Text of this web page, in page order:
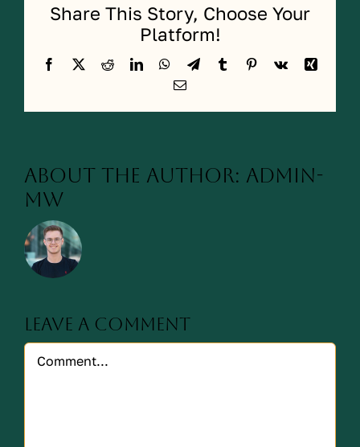
Share This Story, Choose Your
Platform!
Facebook
X RedditLinkedInWhatsApp
TelegramTumblr Pinterest
Vk
Xing
Email
About the Author: admin-
mw
Leave A Comment
Comment